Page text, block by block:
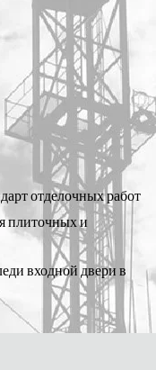
отделочных работ
плиточных и
входной двери в